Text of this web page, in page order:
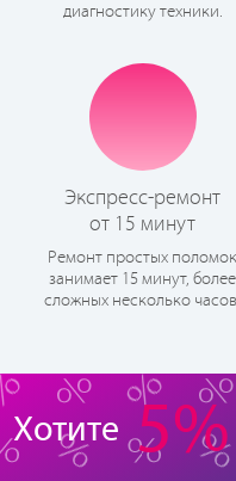
диагностику техники.
Экспресс-ремонт
от 15 минут
Ремонт простых поломок
занимает 15 минут, более
сложных несколько
Хотите 5%